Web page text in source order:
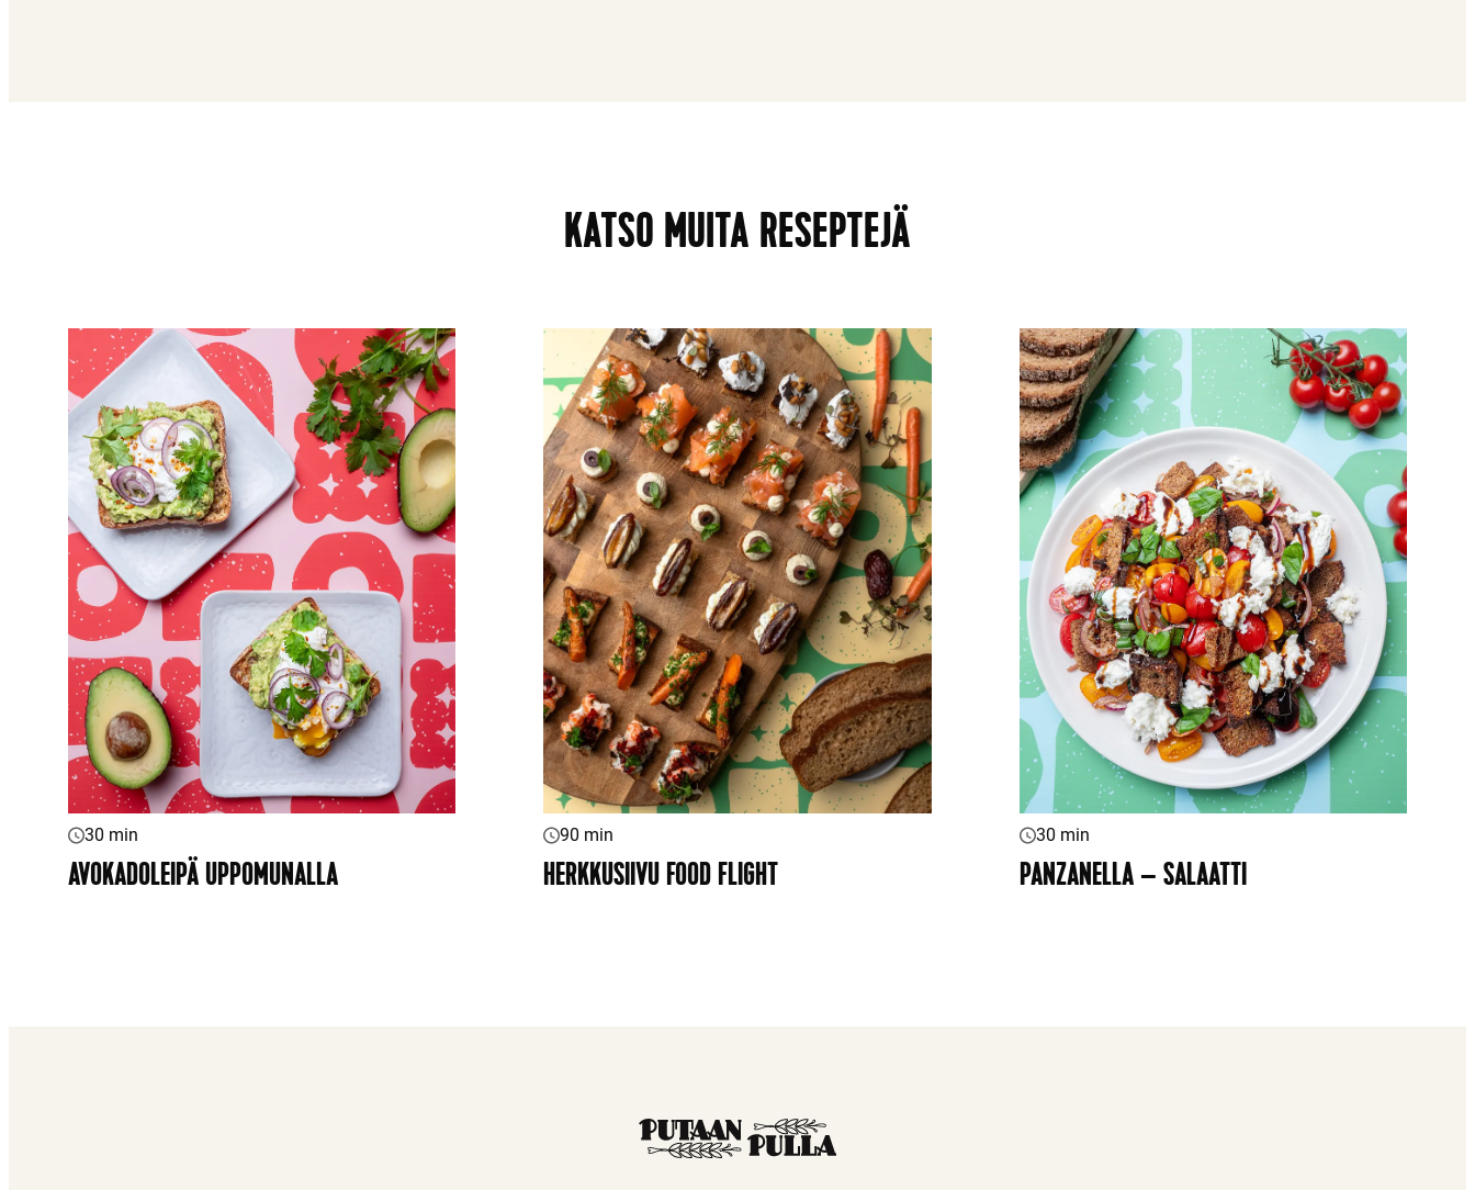
KATSO MUITA RESEPTEJÄ
30 min
AVOKADOLEIPÄ UPPOMUNALLA
90 min
HERKKUSIIVU FOOD FLIGHT
30 min
PANZANELLA – SALAATTI